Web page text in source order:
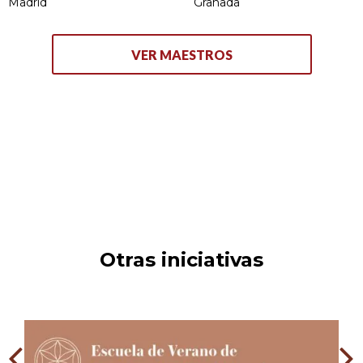
VER MAESTROS
Otras iniciativas